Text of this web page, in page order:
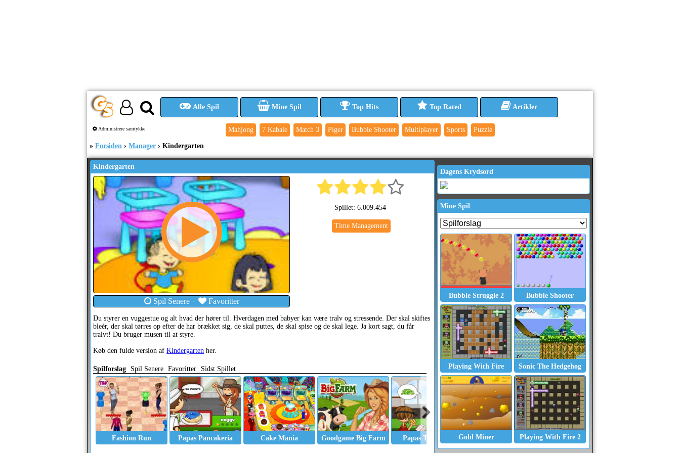
Administrere samtykke
Alle Spil Mine Spil Top Hits Top Rated Artikler
Mahjong 7 Kabale Match 3 Piger Bubble Shooter Multiplayer Sports Puzzle
Forsiden Manager Kindergarten
Kindergarten
Spil Senere · Favoritter
Spillet: 6.009.454
Time Management
Du styrer en vuggestue og alt hvad der hører til. Hverdagen med babyer kan være tralv og stressende. Der skal skiftes
bleér, der skal tørres op efter de har brækket sig, de skal puttes, de skal spise og de skal lege. Ja kort sagt, du får
tralvt! Du bruger musen til at styre.
Køb den fulde version af Kindergarten her.
Spilforslag Spil Senere Favoritter Sidst Spillet
Fashion Run Papas Pancakeria Cake Mania Goodgame Big Farm Papas Taco Mia Farm Mania Papas Burgeria
Dagens Krydsord
Mine Spil
Bubble Struggle 2 Bubble Shooter
Playing With Fire Sonic The Hedgehog
Gold Miner Playing With Fire 2